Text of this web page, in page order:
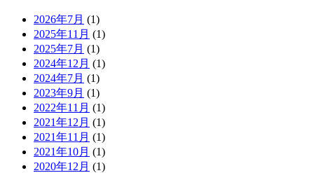
2026年7月 (1)
2025年11月 (1)
2025年7月 (1)
2024年12月 (1)
2024年7月 (1)
2023年9月 (1)
2022年11月 (1)
2021年12月 (1)
2021年11月 (1)
2021年10月 (1)
2020年12月 (1)